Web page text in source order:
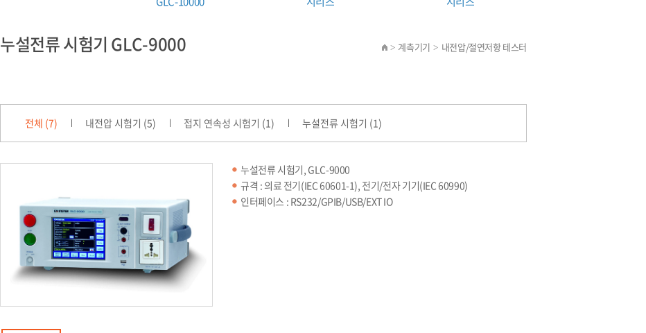
> 계측기기 > 내전압/절연저항 테스터
누설전류 시험기 GLC-9000
전체 (7) 내전압 시험기 (5) 접지 연속성 시험기 (1) 누설전류 시험기 (1)
누설전류 시험기, GLC-9000
규격 : 의료 전기(IEC 60601-1), 전기/전자 기기(IEC 60990)
인터페이스 : RS232/GPIB/USB/EXT IO